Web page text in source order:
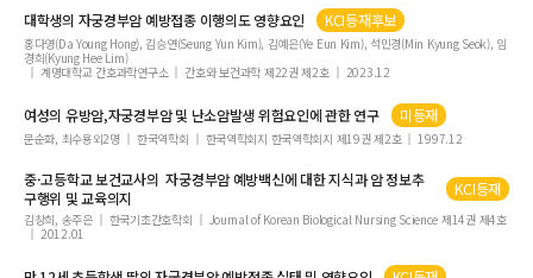
d Educators
파노라마 이미지 기반 3차원 공간 구성 시스템 설계
문화관광축제 평가방법에 관한 현상학적 연구 축제감독을 중심으로
마인드셋(mindset), 학업성취도 및 리더십 간의 관계에 대한 연구
익스트림 스포츠 참여자의 여가지지가 여가제약과 생활만족에 미치는 영향
재난피해자의 일상생활경험 -경주지진을 중심으로-
인과에 대한 개입(intervention) 이론의 문제와 최적합 모형
사회적 마이크로크레딧 이용에 관한 질적 연구
대학생의 자궁경부암예방접종 이행의도 영향요인 KCI등재후보
홍다영(Da Young Hong), 김승연(Seung Yun Kim), 김예은(Ye Eun Kim), 석민경(Min Kyung Seok), 임
경희(Kyung Hee Lim)
계명대학교 간호과학연구소
간호와 보건과학 제22권 제2호 2023.12
여성의 유방암,자궁경부암및 난소암발생 위험요인에 관한 연구 미등재
문순화, 최수용외2명 한국역학회 한국역학회지 한국역학회지 제19권 제2호 1997.12
중·고등학교 보건교사의자궁경부암예방백신에 대한 지식과 암 정보추
구행위 및 교육의지
KCI등재
김창희, 송주은 한국기초간호학회
Journal of Korean Biological Nursing Science 제14권 제4호
2012.01